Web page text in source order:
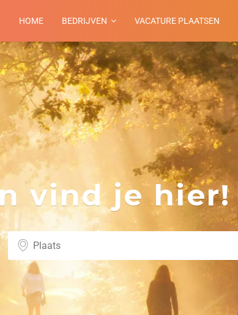
HOME BEDRIJVEN VACATURE PLAATSEN
vind je hier!